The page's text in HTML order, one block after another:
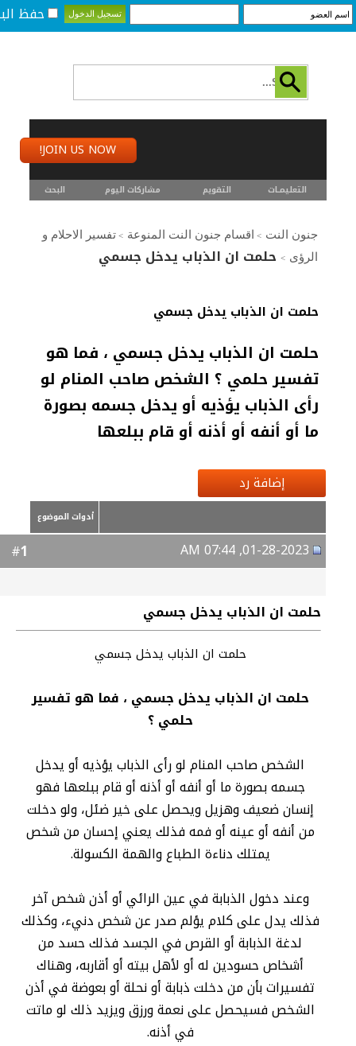
حفظ
JOIN US NOW!
التعليمـــات التقويم مشاركات اليوم البحث
جنون النت > اقسام جنون النت المنوعة > تفسير الاحلام و
الرؤى > حلمت ان الذباب يدخل جسمي
حلمت ان الذباب يدخل جسمي
حلمت ان الذباب يدخل جسمي ، فما هو
تفسير حلمي ؟ الشخص صاحب المنام لو
رأى الذباب يؤذيه أو يدخل جسمه بصورة
ما أو أنفه أو أذنه أو قام ببلعها
إضافة رد
أدوات الموضوع
1
حلمت ان الذباب يدخل جسمي
حلمت ان الذباب يدخل جسمي
حلمت ان الذباب يدخل جسمي ، فما هو تفسير
حلمي ؟
الشخص صاحب المنام لو رأى الذباب يؤذيه أو يدخل
جسمه بصورة ما أو أنفه أو أذنه أو قام ببلعها فهو
إنسان ضعيف وهزيل ويحصل على خير ضئل، ولو دخلت
من أنفه أو عينه أو فمه فذلك يعني إحسان من شخص
يمتلك دناءة الطباع والهمة الكسولة.
وعند دخول الذبابة في عين الرائي أو أذن شخص آخر
فذلك يدل على كلام يؤلم صدر عن شخص دنيء، وكذلك
لدغة الذبابة أو القرص في الجسد فذلك حسد من
أشخاص حسودين له أو لأهل بيته أو أقاربه، وهناك
تفسيرات بأن من دخلت ذبابة أو نحلة أو بعوضة في أذن
الشخص فسيحصل على نعمة ورزق ويزيد ذلك لو ماتت
في أذنه.